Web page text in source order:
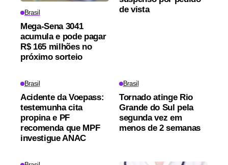
Brasil
Mega-Sena 3041
acumula e pode pagar
R$ 165 milhões no
próximo sorteio
de vista
Brasil
Acidente da Voepass:
testemunha cita
propina e PF
recomenda que MPF
investigue ANAC
Brasil
Tornado atinge Rio
Grande do Sul pela
segunda vez em
menos de 2 semanas